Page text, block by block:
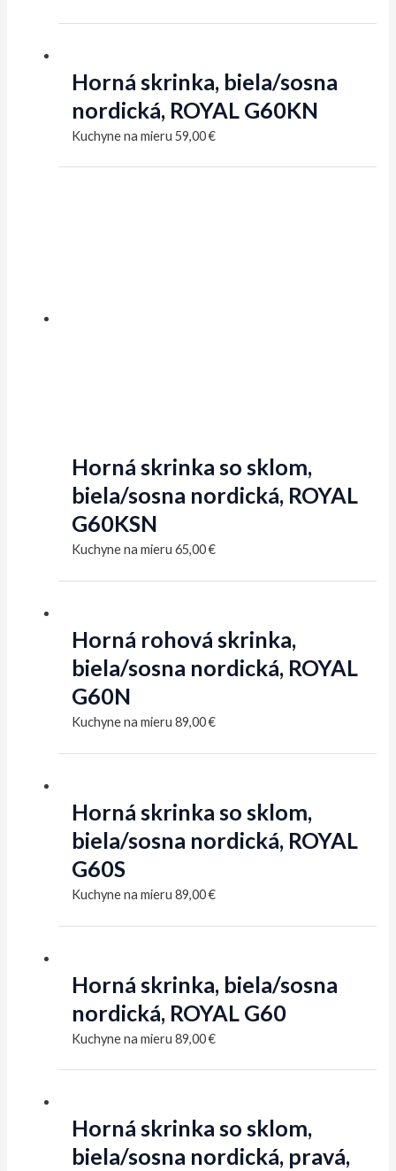
Horná skrinka, biela/sosna
nordická, ROYAL G60KN
Kuchyne na mieru 59,00€
Horná skrinka so sklom,
biela/sosna nordická, ROYAL
G60KSN
Kuchyne na mieru 65,00€
Horná rohová skrinka,
biela/sosna nordická, ROYAL
G60N
Kuchyne na mieru 89,00€
Horná skrinka so sklom,
biela/sosna nordická, ROYAL
G60S
Kuchyne na mieru 89,00€
Horná skrinka, biela/sosna
nordická, ROYAL G60
Kuchyne na mieru 89,00€
Horná skrinka so sklom,
biela/sosna nordická, pravá,